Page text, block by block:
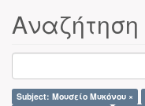
Αναζήτηση
Subject: Μουσείο Μυκόνου ×